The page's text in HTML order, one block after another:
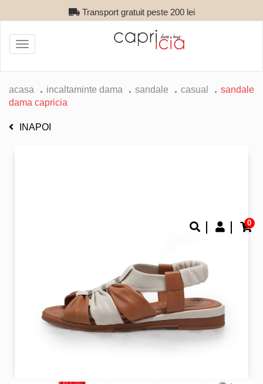
Transport gratuit peste 200 lei
0
Toggle
navigation
acasa incaltaminte dama sandale casual
sandale
dama capricia
INAPOI